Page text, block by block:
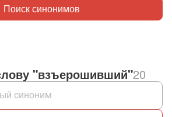
Поиск синонимов
"взъерошивший"20